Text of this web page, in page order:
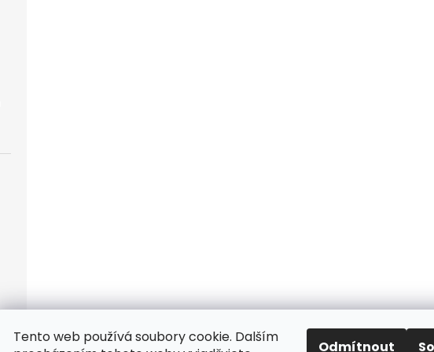
Tento web používá soubory cookie. Dalším
Odmítnout